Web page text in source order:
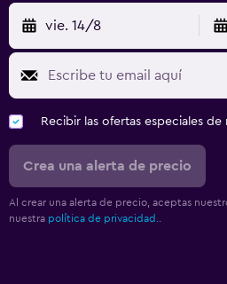
vie. 14/8
Recibir las ofertas especiales
Crea una alerta de precio
Al crear una alerta de precio, aceptas
nuestra política de privacidad.